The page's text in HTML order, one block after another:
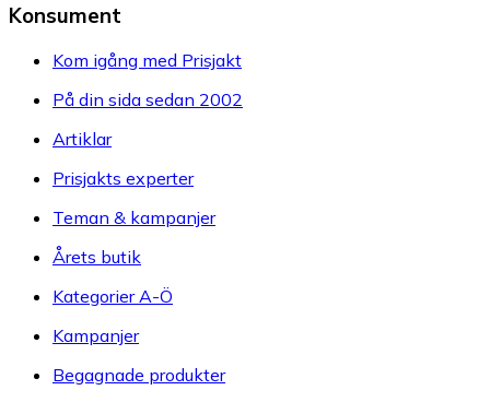
Konsument
Kom igång med Prisjakt
På din sida sedan 2002
Artiklar
Prisjakts experter
Teman & kampanjer
Årets butik
Kategorier A-Ö
Kampanjer
Begagnade produkter